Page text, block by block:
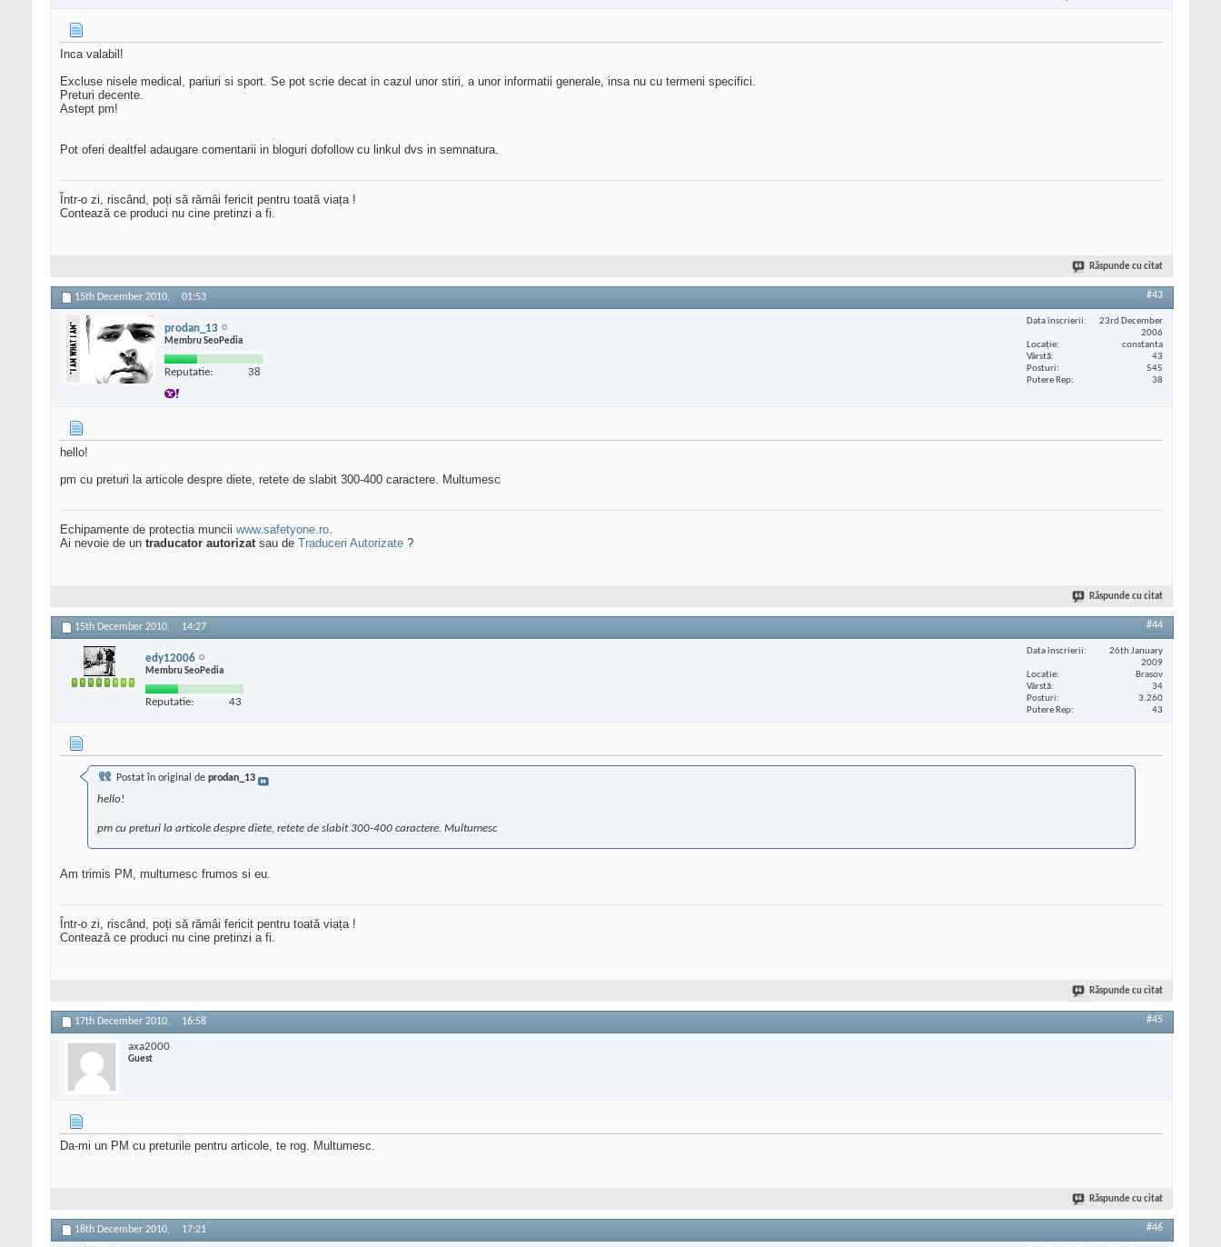
Inca valabil!
Excluse nisele medical, pariuri si sport. Se pot scrie decat in cazul unor stiri, a unor informatii generale, insa nu cu termeni specifici.
Preturi decente.
Astept pm!
Pot oferi dealtfel adaugare comentarii in bloguri dofollow cu linkul dvs in semnatura.
Într-o zi, riscând, poți să rămâi fericit pentru toată viața !
Contează ce produci nu cine pretinzi a fi.
Răspunde cu citat
15th December 2010, 01:53 #43
prodan_13
Membru SeoPedia
Reputatie: 38
Data înscrierii
23rd December
2006
Locaţie
constanta
Vârstă
43
Posturi
545
Putere Rep
38
hello!
pm cu preturi la articole despre diete, retete de slabit 300-400 caractere. Multumesc
Echipamente de protectia muncii www.safetyone.ro.
Ai nevoie de un traducator autorizatsau de Traduceri Autorizate ?
Răspunde cu citat
15th December 2010, 14:27 #44
edy12006
Membru SeoPedia
Reputatie: 43
Data înscrierii
26th January
2009
Locaţie
Brasov
Vârstă
34
Posturi
3.260
Putere Rep
43
Postat în original de prodan_13
hello!
pm cu preturi la articole despre diete, retete de slabit 300-400 caractere. Multumesc
Am trimis PM, multumesc frumos si eu.
Într-o zi, riscând, poți să rămâi fericit pentru toată viața !
Contează ce produci nu cine pretinzi a fi.
Răspunde cu citat
17th December 2010, 16:58 #45
axa2000
Guest
Da-mi un PM cu preturile pentru articole, te rog. Multumesc.
Răspunde cu citat
18th December 2010, 17:21 #46